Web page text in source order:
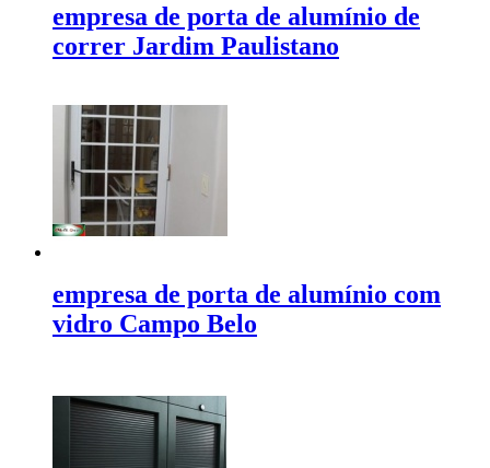
empresa de porta de alumínio de
correr Jardim Paulistano
empresa de porta de alumínio com
vidro Campo Belo